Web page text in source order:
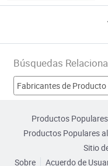
Búsquedas
Fabricantes de Producto
Fabricantes de
Productos Populares
Productos Populares
Sitio
Sobre
Acuerdo de